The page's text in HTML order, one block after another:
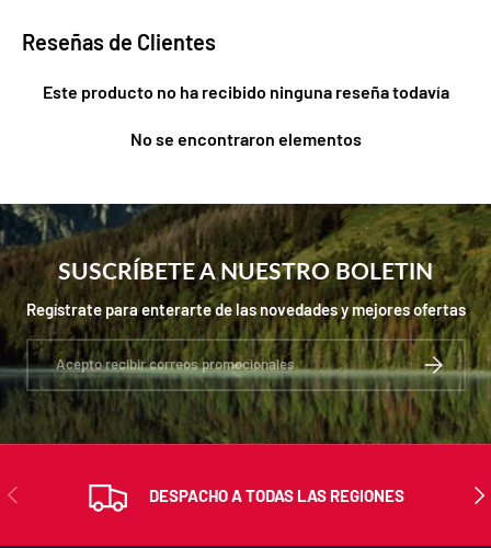
Reseñas de Clientes
Este producto no ha recibido ninguna reseña todavía
No se encontraron elementos
SUSCRÍBETE A NUESTRO BOLETIN
Regístrate para enterarte de las novedades y mejores ofertas
Correo electrónico
ANTERIOR DESPACHO A TODAS LAS REGIONES